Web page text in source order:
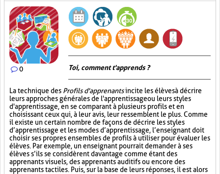
0 Toi, comment t'apprends ?
La technique des Profils d'apprenantsincite les élèves à décrire
leurs approches générales de l'apprentissage ou leurs styles
d'apprentissage, en se comparant à plusieurs profils et en
choisissant ceux qui, à leur avis, leur ressemblent le plus. Comme
il existe un certain nombre de façons de décrire les styles
d’apprentissage et les modes d’apprentissage, l’enseignant doit
choisir ses propres ensembles de profils à utiliser pour évaluer les
élèves. Par exemple, un enseignant pourrait demander à ses
élèves s’ils se considèrent davantage comme étant des
apprenants visuels, des apprenants auditifs ou encore des
apprenants tactiles. Puis, sur la base de leurs réponses, il est alors